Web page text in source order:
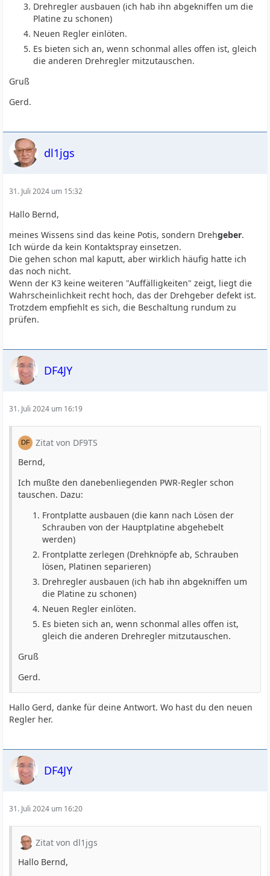
Drehregler ausbauen (ich hab ihn abgekniffen um die
Platine zu schonen)
Neuen Regler einlöten.
Es bieten sich an, wenn schonmal alles offen ist, gleich
die anderen Drehregler mitzutauschen.
Gruß
Gerd.
dl1jgs
31. Juli 2024 um 15:32
Hallo Bernd,
meines Wissens sind das keine Potis, sondern Drehgeber.
Ich würde da kein Kontaktspray einsetzen.
Die gehen schon mal kaputt, aber wirklich häufig hatte ich
das noch nicht.
Wenn der K3 keine weiteren "Auffälligkeiten" zeigt, liegt die
Wahrscheinlichkeit recht hoch, das der Drehgeber defekt ist.
Trotzdem empfiehlt es sich, die Beschaltung rundum zu
prüfen.
DF4JY
31. Juli 2024 um 16:19
Zitat von DF9TS
Bernd,
Ich mußte den danebenliegenden PWR-Regler schon
tauschen. Dazu:
Frontplatte ausbauen (die kann nach Lösen der
Schrauben von der Hauptplatine abgehebelt
werden)
Frontplatte zerlegen (Drehknöpfe ab, Schrauben
lösen, Platinen separieren)
Drehregler ausbauen (ich hab ihn abgekniffen um
die Platine zu schonen)
Neuen Regler einlöten.
Es bieten sich an, wenn schonmal alles offen ist,
gleich die anderen Drehregler mitzutauschen.
Gruß
Gerd.
Hallo Gerd, danke für deine Antwort. Wo hast du den neuen
Regler her.
DF4JY
31. Juli 2024 um 16:20
Zitat von dl1jgs
Hallo Bernd,